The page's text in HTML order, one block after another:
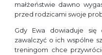
małżeństwie dawno
przed rodzicami swoje
Gdy Ewa dowiaduje się
zawalczyć o ich wspólne
treningom chce